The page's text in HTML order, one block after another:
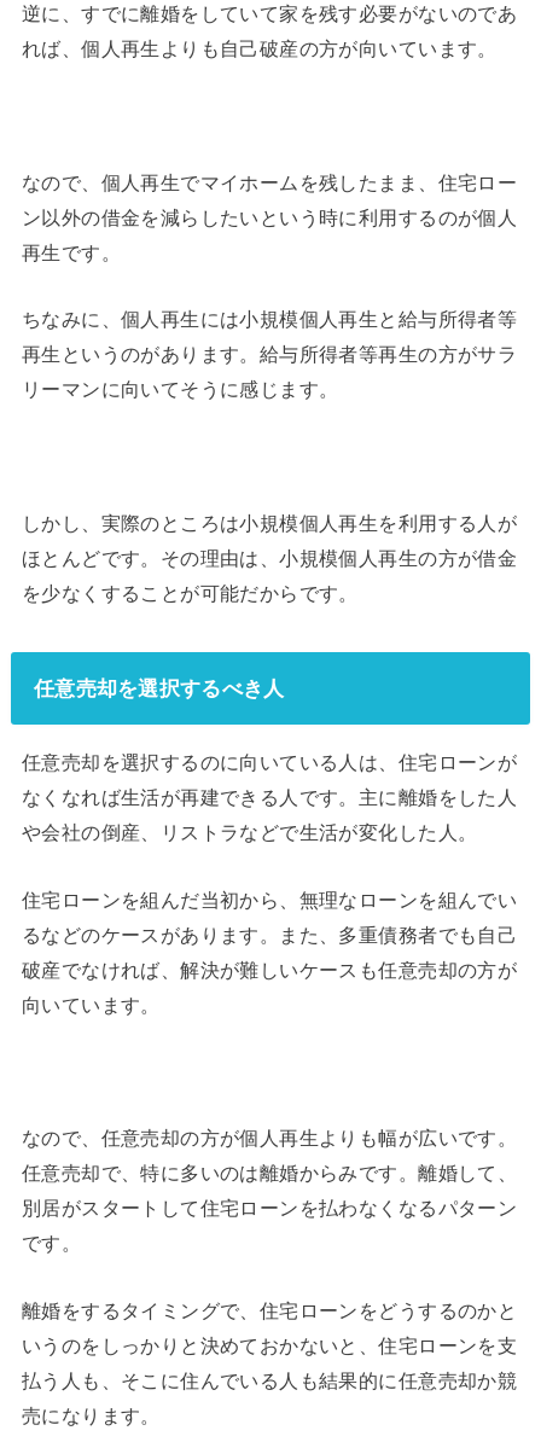
逆に、すでに離婚をしていて家を残す必要がないのであ
れば、個人再生よりも自己破産の方が向いています。
なので、個人再生でマイホームを残したまま、住宅ロー
ン以外の借金を減らしたいという時に利用するのが個人
再生です。
ちなみに、個人再生には小規模個人再生と給与所得者等
再生というのがあります。給与所得者等再生の方がサラ
リーマンに向いてそうに感じます。
しかし、実際のところは小規模個人再生を利用する人が
ほとんどです。その理由は、小規模個人再生の方が借金
を少なくすることが可能だからです。
任意売却を選択するべき人
任意売却を選択するのに向いている人は、住宅ローンが
なくなれば生活が再建できる人です。主に離婚をした人
や会社の倒産、リストラなどで生活が変化した人。
住宅ローンを組んだ当初から、無理なローンを組んでい
るなどのケースがあります。また、多重債務者でも自己
破産でなければ、解決が難しいケースも任意売却の方が
向いています。
なので、任意売却の方が個人再生よりも幅が広いです。
任意売却で、特に多いのは離婚からみです。離婚して、
別居がスタートして住宅ローンを払わなくなるパターン
です。
離婚をするタイミングで、住宅ローンをどうするのかと
いうのをしっかりと決めておかないと、住宅ローンを支
払う人も、そこに住んでいる人も結果的に任意売却か競
売になります。